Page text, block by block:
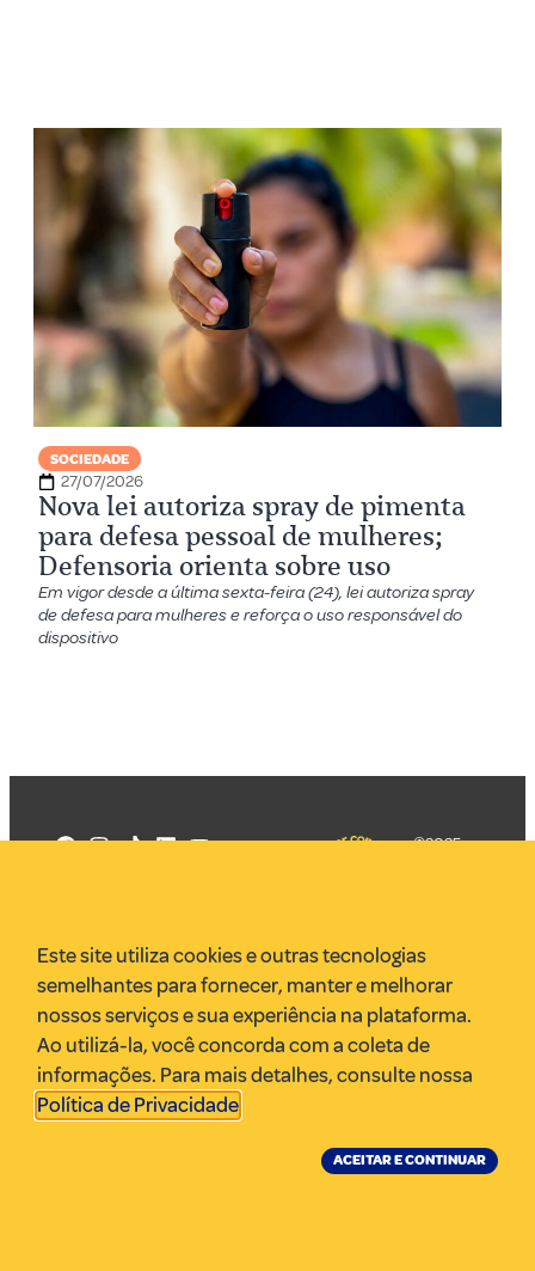
SOCIEDADE
27/07/2026
Nova lei autoriza spray de pimenta
para defesa pessoal de mulheres;
Defensoria orienta sobre uso
Em vigor desde a última sexta-feira (24), lei autoriza spray
de defesa para mulheres e reforça o uso responsável do
dispositivo
VR Assessoria
Parcerias
Envie uma pauta
Anuncie
©2025
Este site utiliza cookies e outras tecnologias
semelhantes para fornecer, manter e melhorar
nossos serviços e sua experiência na plataforma.
Ao utilizá-la, você concorda com a coleta de
informações. Para mais detalhes, consulte nossa
Política de Privacidade.
ACEITAR E CONTINUAR